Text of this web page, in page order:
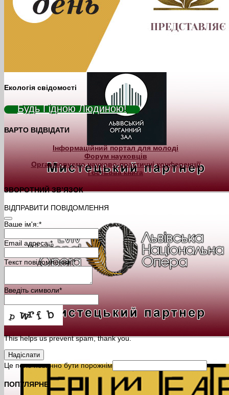
Екологія свідомості
Будь Гідною Людиною!
ВАРТО ВІДВІДАТИ
Інформаційний портал для молоді
Форум науковців
Організовуємо науково-практичні конференції
Гостьова книга
ЗВОРОТНИЙ ЗВ’ЯЗОК
ВІДПРАВИТИ ПОВІДОМЛЕННЯ
Ваше ім'я:*
Email адреса:*
Текст повідомлення:*
Введіть символи*
This helps us prevent spam, thank you.
Надіслати
Це поле повинно бути порожнім
ПОПУЛЯРНЕ